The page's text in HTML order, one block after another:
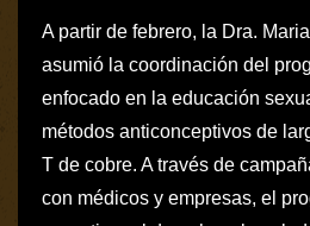
A partir de febrero, la Dra.
asumió la coordinación del
enfocado en la educación
métodos anticonceptivos de
T de cobre. A través de
con médicos y empresas, el